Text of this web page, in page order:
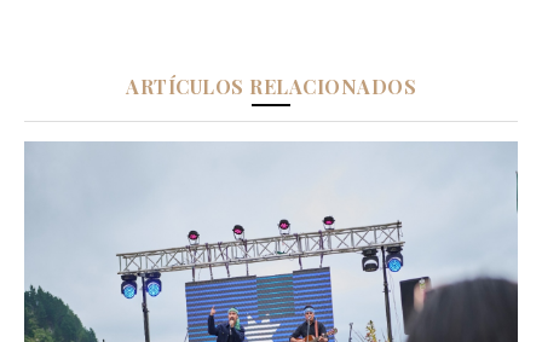
ARTÍCULOS RELACIONADOS